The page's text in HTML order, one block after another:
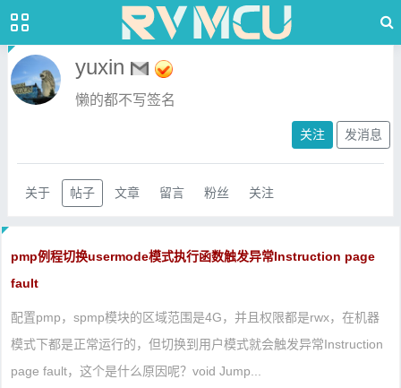
yuxin
懒的都不写签名
关注 发消息
关于 帖子 文章 留言 粉丝 关注
pmp例程切换usermode模式执行函数触发异常Instruction page
fault
配置pmp，spmp模块的区域范围是4G，并且权限都是rwx，在机器
模式下都是正常运行的，但切换到用户模式就会触发异常Instruction
page fault，这个是什么原因呢？void Jump...